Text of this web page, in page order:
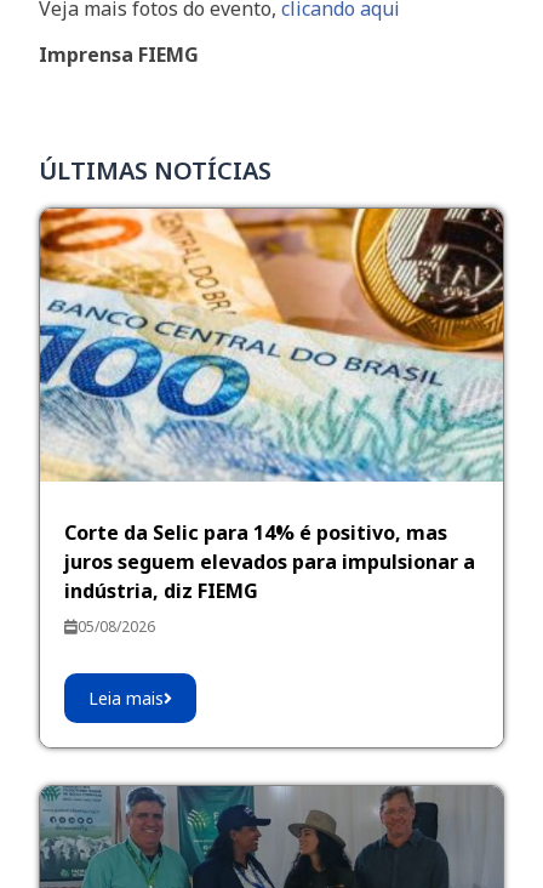
Veja mais fotos do evento,clicando aqui
Imprensa FIEMG
ÚLTIMAS NOTÍCIAS
Corte da Selic para 14% é positivo, mas
juros seguem elevados para impulsionar a
indústria, diz FIEMG
05/08/2026
Leia mais